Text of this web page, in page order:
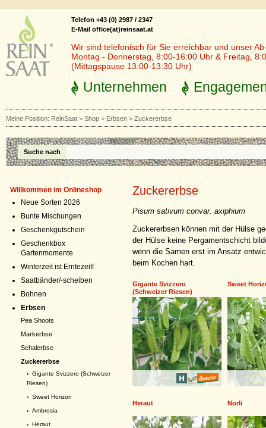
Telefon +43 (0) 2987 / 2347
E-Mail office(at)reinsaat.at
Wir sind telefonisch für Sie erreichbar und unser
Montag - Donnerstag, 8:00-16:00 Uhr & Freitag,
(Mittagspause 13:00-13:30 Uhr)
Unternehmen
Meine Position: ReinSaat > Shop > Erbsen > Zuckererbse
Suche nach
Willkommen im Onlineshop
Neue Sorten 2026
Bunte Mischungen
Geschenkgutschein
Geschenkbox
Gartenmomente
Winterzeit ist Erntezeit!
Saatbänder/-scheiben
Bohnen
Erbsen
Pea Shoots
Markerbse
Schalerbse
Zuckererbse
› Gigante Svizzero (Schweizer
Riesen)
› Sweet Horizon
› Ambrosia
› Heraut
Zuckererbse
Pisum sativum convar. axiphium
Zuckererbsen können mit der Hülse
der Hülse keine Pergamentschicht
wenn die Samen erst im Ansatz
beim Kochen hart.
Gigante Svizzero
(Schweizer Riesen)
Sweet
Heraut Norli